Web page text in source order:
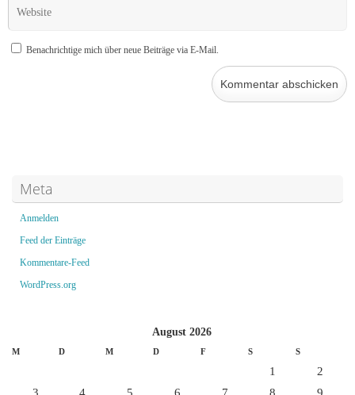
Benachrichtige mich über neue Beiträge via E-Mail.
Meta
Anmelden
Feed der Einträge
Kommentare-Feed
WordPress.org
August 2026
M D M D F S S
1
2